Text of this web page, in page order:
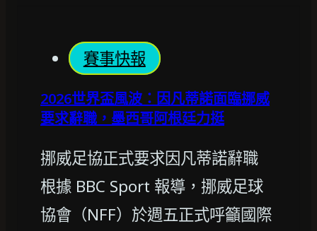
賽事快報
2026世界盃風波：因凡蒂諾面臨挪威
要求辭職，墨西哥阿根廷力挺
挪威足協正式要求因凡蒂諾辭職
根據 BBC Sport 報導，挪威足球
協會（NFF）於週五正式呼籲國際